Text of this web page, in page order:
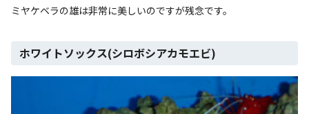
ミヤケベラの雄は非常に美しいのですが残念です。
ホワイトソックス(シロボシアカモエビ)